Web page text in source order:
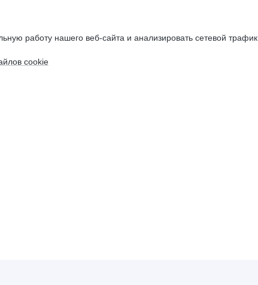
работу нашего веб-сайта и анализировать сетевой трафик.
cookie